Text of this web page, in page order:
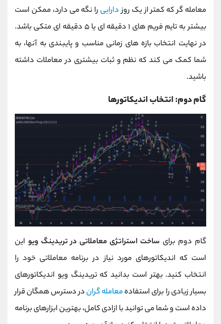
معامله ‌گر که کمتر از یک روزداراییرا نگه می ‌دارد، ممکن است
بیشتر به تایم فریم‌ های ۱ دقیقه ‌ای یا ۵ دقیقه ‌ای متکی باشد.
در نهایت انتخاب بازه‌ های زمانی مناسب و پایبندی به آنها، به
شما کمک می ‌کند که نظم و ثبات بیشتری در معاملات داشته
باشید.
گام دوم: انتخاب اندیکاتورها
گام دوم برای ساخت استراتژی معاملاتی در تریدینگ ویو این
است که اندیکاتورهای مورد نیاز در برنامه معاملاتی خود را
انتخاب کنید. بهتر است بدانید که تریدینگ ویو اندیکاتورهای
بسیار زیادی را برای استفادهمعامله گراندر دسترس همگان قرار
داده است و شما می توانید با ازادی کامل، بهترین ابزارهای برنامه